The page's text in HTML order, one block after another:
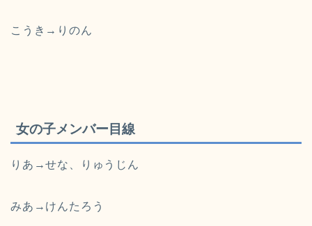
こうき→りのん
女の子メンバー目線
りあ→せな、りゅうじん
みあ→けんたろう